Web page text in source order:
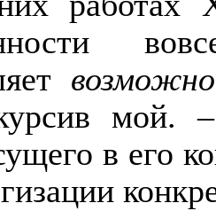
мой.
в его